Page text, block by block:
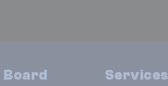
Board Services